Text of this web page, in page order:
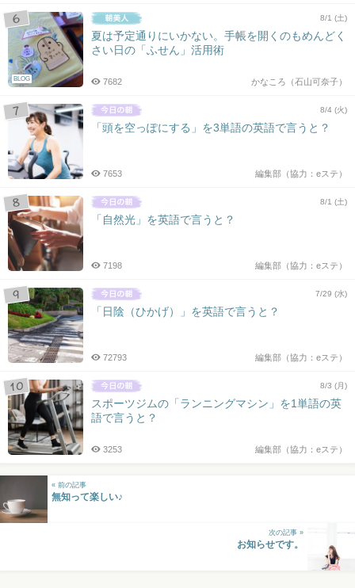
BLOG
8/1 (土)
夏は予定通りにいかない。手帳を開くのもめんどく
さい日の「ふせん」活用術
かなころ（石山可奈子）
7682
8/4 (火)
「頭を空っぽにする」を3単語の英語で言うと？
編集部（協力：eステ）
7653
8/1 (土)
「自然光」を英語で言うと？
編集部（協力：eステ）
7198
7/29 (水)
「日陰（ひかげ）」を英語で言うと？
編集部（協力：eステ）
72793
8/3 (月)
スポーツジムの「ランニングマシン」を1単語の英
語で言うと？
編集部（協力：eステ）
3253
« 前の記事
無知って楽しい♪
次の記事 »
お知らせです。